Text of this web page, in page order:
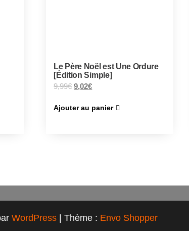
Le Père Noël est Une Ordure
[Édition Simple]
9,99€ 9,02€
Ajouter au panier
WordPress Thème : Envo Shopper